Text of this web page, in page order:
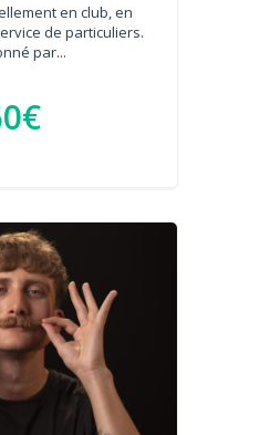
en club, en
de particuliers.
par...